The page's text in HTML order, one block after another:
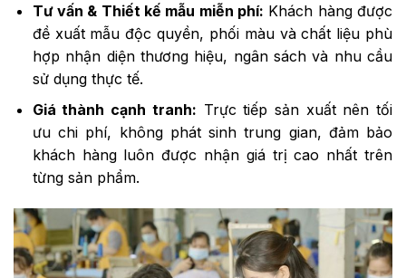
Tư vấn & Thiết kế mẫu miễn phí: Khách hàng được
đề xuất mẫu độc quyền, phối màu và chất liệu phù
hợp nhận diện thương hiệu, ngân sách và nhu cầu
sử dụng thực tế.
Giá thành cạnh tranh: Trực tiếp sản xuất nên tối
ưu chi phí, không phát sinh trung gian, đảm bảo
khách hàng luôn được nhận giá trị cao nhất trên
từng sản phẩm.